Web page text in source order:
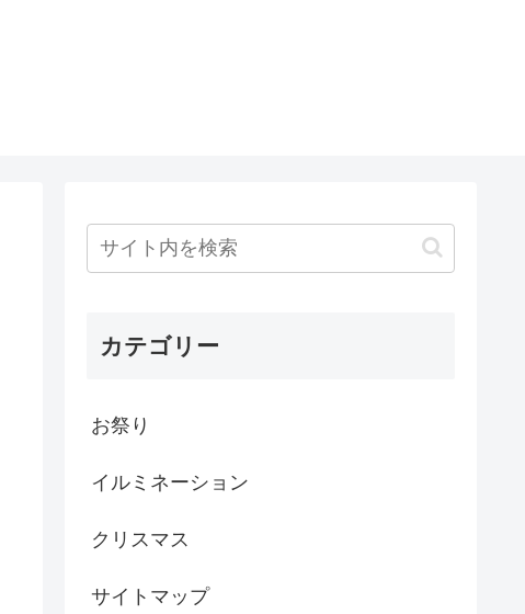
カテゴリー
お祭り
イルミネーション
クリスマス
サイトマップ